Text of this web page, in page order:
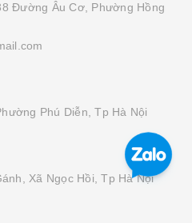
Đường Âu Cơ, Phường Hồng
Phú Diễn, Tp Hà Nội
Xã Ngọc Hồi, Tp Hà Nội